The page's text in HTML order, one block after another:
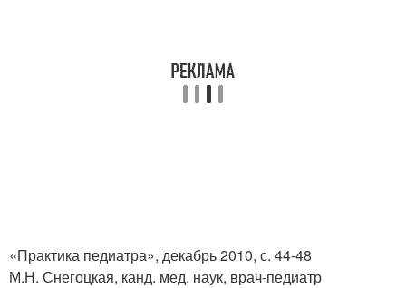
«Практика педиатра», декабрь 2010, с. 44-48
М.Н. Снегоцкая, канд. мед. наук, врач-педиатр